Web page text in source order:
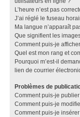
L’heure n’est pas
J’ai réglé le fuseau
Ma langue n’apparaît
Que signifient les
Comment puis-je
Quel est mon rang et
Pourquoi m’est-il
lien de courrier
Problèmes de
Comment puis-je
Comment puis-je
Comment puis-je